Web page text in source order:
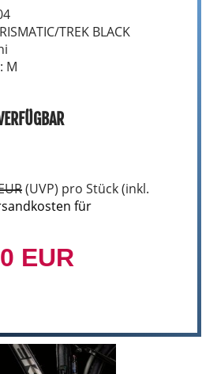
TREK BLACK
M
(UVP) pro Stück (inkl.
für
EUR